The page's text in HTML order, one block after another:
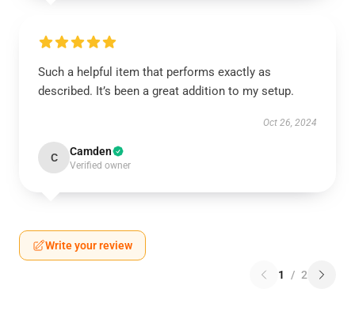
Such a helpful item that performs exactly as
described. It’s been a great addition to my setup.
Oct 26, 2024
C Camden
Verified owner
Write your review
1 / 2